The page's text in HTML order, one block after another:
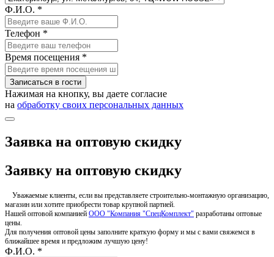
Ф.И.О. *
Телефон *
Время посещения *
Записаться в гости
Нажимая на кнопку, вы даете согласие
на обработку своих персональных данных
Заявка на оптовую скидку
Заявку на оптовую скидку
Уважаемые клиенты, если вы представляете строительно-монтажную организацию,
магазин или хотите приобрести товар крупной партией.
Нашей оптовой компанией ООО "Компания "СпецКомплект" разработаны оптовые
цены.
Для получения оптовой цены заполните краткую форму и мы с вами свяжемся в
ближайшее время и предложим лучшую цену!
Ф.И.О. *